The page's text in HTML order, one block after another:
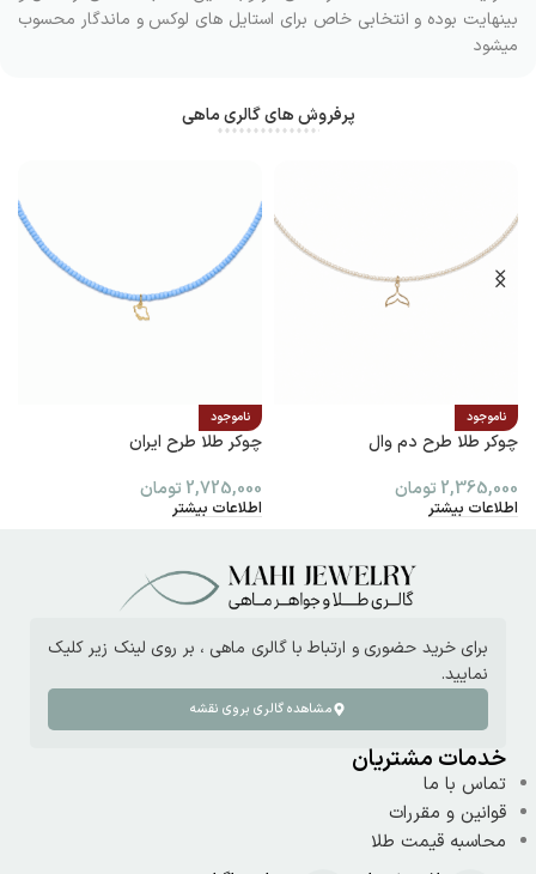
بینهایت بوده و انتخابی خاص برای استایل های لوکس و ماندگار محسوب
میشود
پرفروش های گالری ماهی
ناموجود
چوکر طلا طرح دم وال
2,365,000 تومان
اطلاعات بیشتر
ناموجود
چوکر طلا طرح ایران
2,725,000 تومان
اطلاعات بیشتر
برای خرید حضوری و ارتباط با گالری ماهی ، بر روی لینک زیر کلیک
نمایید.
مشاهده گالری بروی نقشه
خدمات مشتریان
تماس با ما
قوانین و مقررات
محاسبه قیمت طلا